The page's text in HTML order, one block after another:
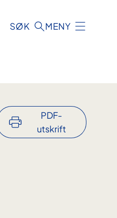
SØK MENY
PDF-
utskrift